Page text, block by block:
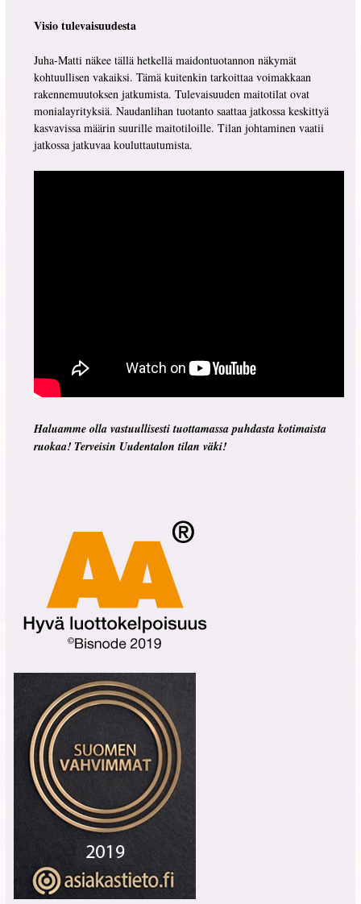
Visio tulevaisuudesta
Juha-Matti näkee tällä hetkellä maidontuotannon näkymät
kohtuullisen vakaiksi. Tämä kuitenkin tarkoittaa voimakkaan
rakennemuutoksen jatkumista. Tulevaisuuden maitotilat ovat
monialayrityksiä. Naudanlihan tuotanto saattaa jatkossa keskittyä
kasvavissa määrin suurille maitotiloille. Tilan johtaminen vaatii
jatkossa jatkuvaa kouluttautumista.
Haluamme olla vastuullisesti tuottamassa puhdasta kotimaista
ruokaa! Terveisin Uudentalon tilan väki!